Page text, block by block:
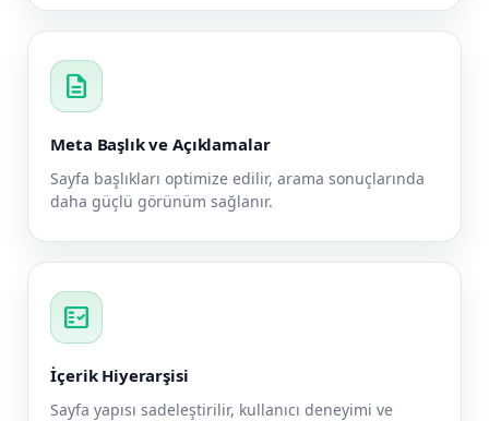
description
Meta Başlık ve Açıklamalar
Sayfa başlıkları optimize edilir, arama sonuçlarında
daha güçlü görünüm sağlanır.
fact_check
İçerik Hiyerarşisi
Sayfa yapısı sadeleştirilir, kullanıcı deneyimi ve